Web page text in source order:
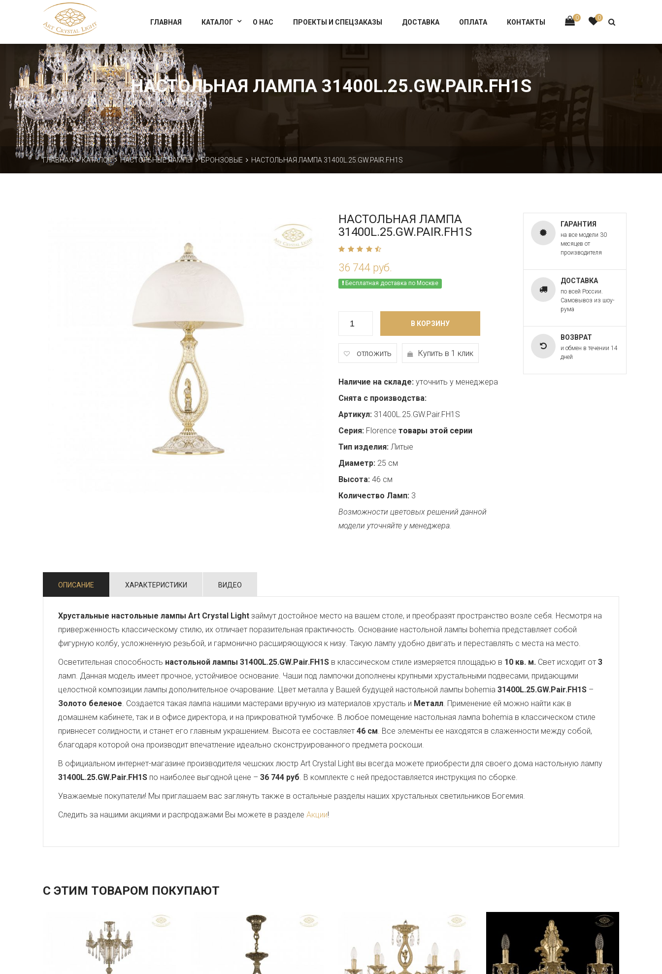
Официальный магазин фабрики Art Crystal Light
0 0
ГЛАВНАЯ КАТАЛОГ О НАС ПРОЕКТЫ И СПЕЦЗАКАЗЫ ДОСТАВКА ОПЛАТА КОНТАКТЫ
НАСТОЛЬНАЯ ЛАМПА 31400L.25.GW.PAIR.FH1S
ГЛАВНАЯ КАТАЛОГ НАСТОЛЬНЫЕ ЛАМПЫ БРОНЗОВЫЕ НАСТОЛЬНАЯ ЛАМПА 31400L.25.GW.PAIR.FH1S
НАСТОЛЬНАЯ ЛАМПА
31400L.25.GW.PAIR.FH1S
36 744 руб.
Бесплатная доставка по Москве
В КОРЗИНУ
отложить Купить в 1 клик
Наличие на складе: уточнить у менеджера
Снята с производства:
Артикул: 31400L.25.GW.Pair.FH1S
Серия: Florence товары этой серии
Тип изделия: Литые
Диаметр: 25 см
Высота: 46 см
Количество Ламп: 3
Возможности цветовых решений данной
модели уточняйте у менеджера.
ГАРАНТИЯ
на все модели 30
месяцев от
производителя
ДОСТАВКА
по всей России.
Самовывоз из шоу-
рума
ВОЗВРАТ
и обмен в течении 14
дней
ОПИСАНИЕ ХАРАКТЕРИСТИКИ ВИДЕО
Хрустальные настольные лампы Art Crystal Light займут достойное место на вашем столе, и преобразят пространство возле себя. Несмотря на
приверженность классическому стилю, их отличает поразительная практичность. Основание настольной лампы bohemia представляет собой
фигурную колбу, усложненную резьбой, и гармонично расширяющуюся к низу. Такую лампу удобно двигать и переставлять с места на место.
Осветительная способность настольной лампы 31400L.25.GW.Pair.FH1S в классическом стиле измеряется площадью в 10 кв. м. Свет исходит от 3
ламп. Данная модель имеет прочное, устойчивое основание. Чаши под лампочки дополнены крупными хрустальными подвесами, придающими
целостной композиции лампы дополнительное очарование. Цвет металла у Вашей будущей настольной лампы bohemia 31400L.25.GW.Pair.FH1S –
Золото беленое. Создается такая лампа нашими мастерами вручную из материалов хрусталь и Металл. Применение ей можно найти как в
домашнем кабинете, так и в офисе директора, и на прикроватной тумбочке. В любое помещение настольная лампа bohemia в классическом стиле
привнесет солидности, и станет его главным украшением. Высота ее составляет 46 см. Все элементы ее находятся в слаженности между собой,
благодаря которой она производит впечатление идеально сконструированного предмета роскоши.
В официальном интернет-магазине производителя чешских люстр Art Crystal Light вы всегда можете приобрести для своего дома настольную лампу
31400L.25.GW.Pair.FH1S по наиболее выгодной цене – 36 744 руб. В комплекте с ней предоставляется инструкция по сборке.
Уважаемые покупатели! Мы приглашаем вас заглянуть также в остальные разделы наших хрустальных светильников Богемия.
Следить за нашими акциями и распродажами Вы можете в разделе Акции!
С ЭТИМ ТОВАРОМ ПОКУПАЮТ